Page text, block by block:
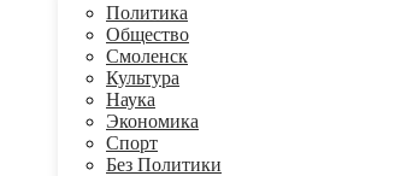
Политика
Общество
Смоленск
Культура
Наука
Экономика
Спорт
Без Политики